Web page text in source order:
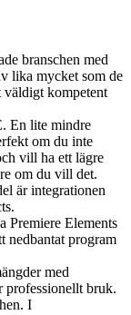
branschen med
lika mycket som de
kompetent
En lite mindre
om du inte
vill ha ett lägre
om du vill det.
är integrationen
Premiere Elements
nedbantat program
med
professionellt bruk.
I